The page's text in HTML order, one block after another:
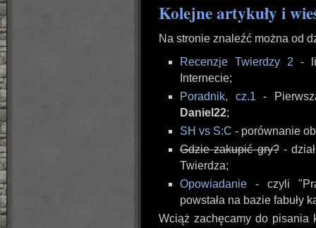
Kolejne artykuły i
Na stronie znaleźć można od
Recenzje Twierdzy 2 -
Internecie;
Poradnik, cz.1 -
Daniel22;
SH vs S:C - porównanie
Gdzie zakupić gry?-
Twierdza;
Opowiadanie - czyli
powstała na bazie fabuły
Wciąż zachęcamy do pisania